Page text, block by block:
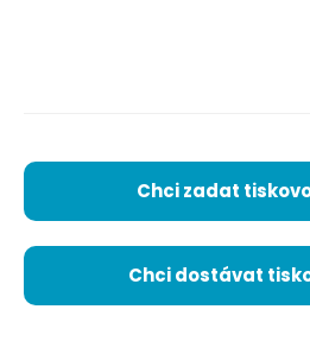
Chci zadat
Chci dostávat